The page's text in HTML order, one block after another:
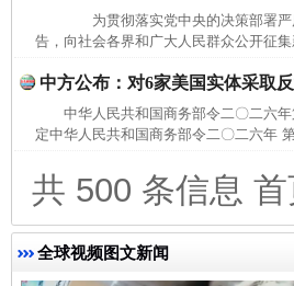
为贯彻落实党中央的决策部署严
告，向社会各界和广大人民群众公开
中方公布：对6家美国实体采取
中华人民共和国商务部令二〇二六
定中华人民共和国商务部令二〇二六
共 500 条信息
全球视频图文新闻
完善运行机制助力责任有效落